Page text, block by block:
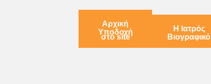
Αρχική
Υποδοχή
στο site
Η Ιατρός
Βιογραφικό